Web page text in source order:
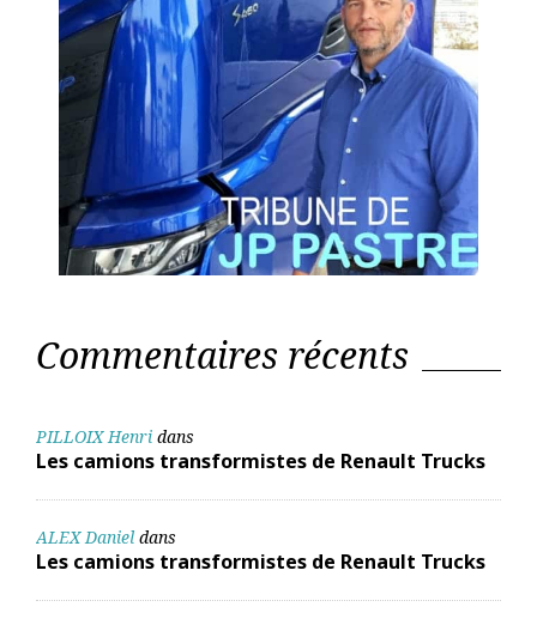
Commentaires récents
PILLOIX Henri dans
Les camions transformistes de Renault Trucks
ALEX Daniel dans
Les camions transformistes de Renault Trucks